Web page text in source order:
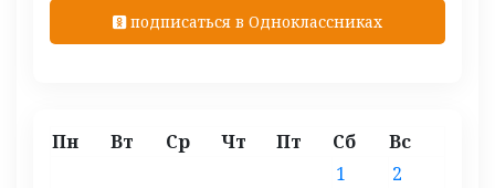
подписаться в Одноклассниках
Пн Вт Ср Чт Пт Сб Вс
1
2